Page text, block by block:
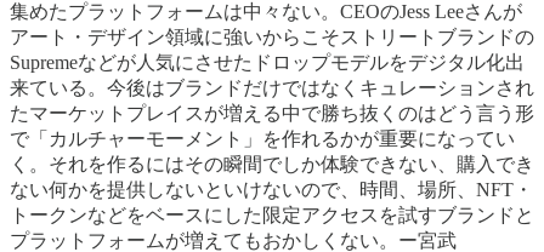
集めたプラットフォームは中々ない。CEOのJess Leeさんが
アート・デザイン領域に強いからこそストリートブランドの
Supremeなどが人気にさせたドロップモデルをデジタル化出
来ている。今後はブランドだけではなくキュレーションされ
たマーケットプレイスが増える中で勝ち抜くのはどう言う形
で「カルチャーモーメント」を作れるかが重要になってい
く。それを作るにはその瞬間でしか体験できない、購入でき
ない何かを提供しないといけないので、時間、場所、NFT・
トークンなどをベースにした限定アクセスを試すブランドと
プラットフォームが増えてもおかしくない。ー宮武